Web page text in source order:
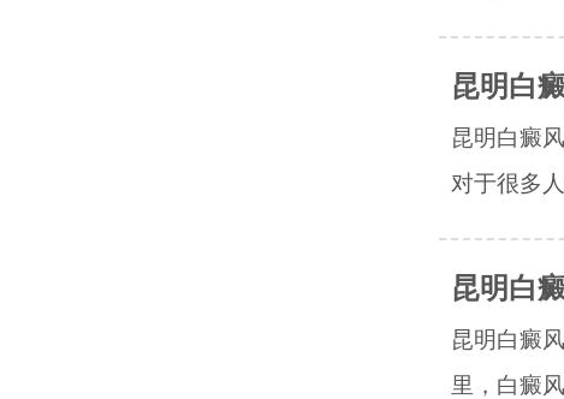
昆明白
昆明白癜
对于很多
昆明白
昆明白癜
里，白癜